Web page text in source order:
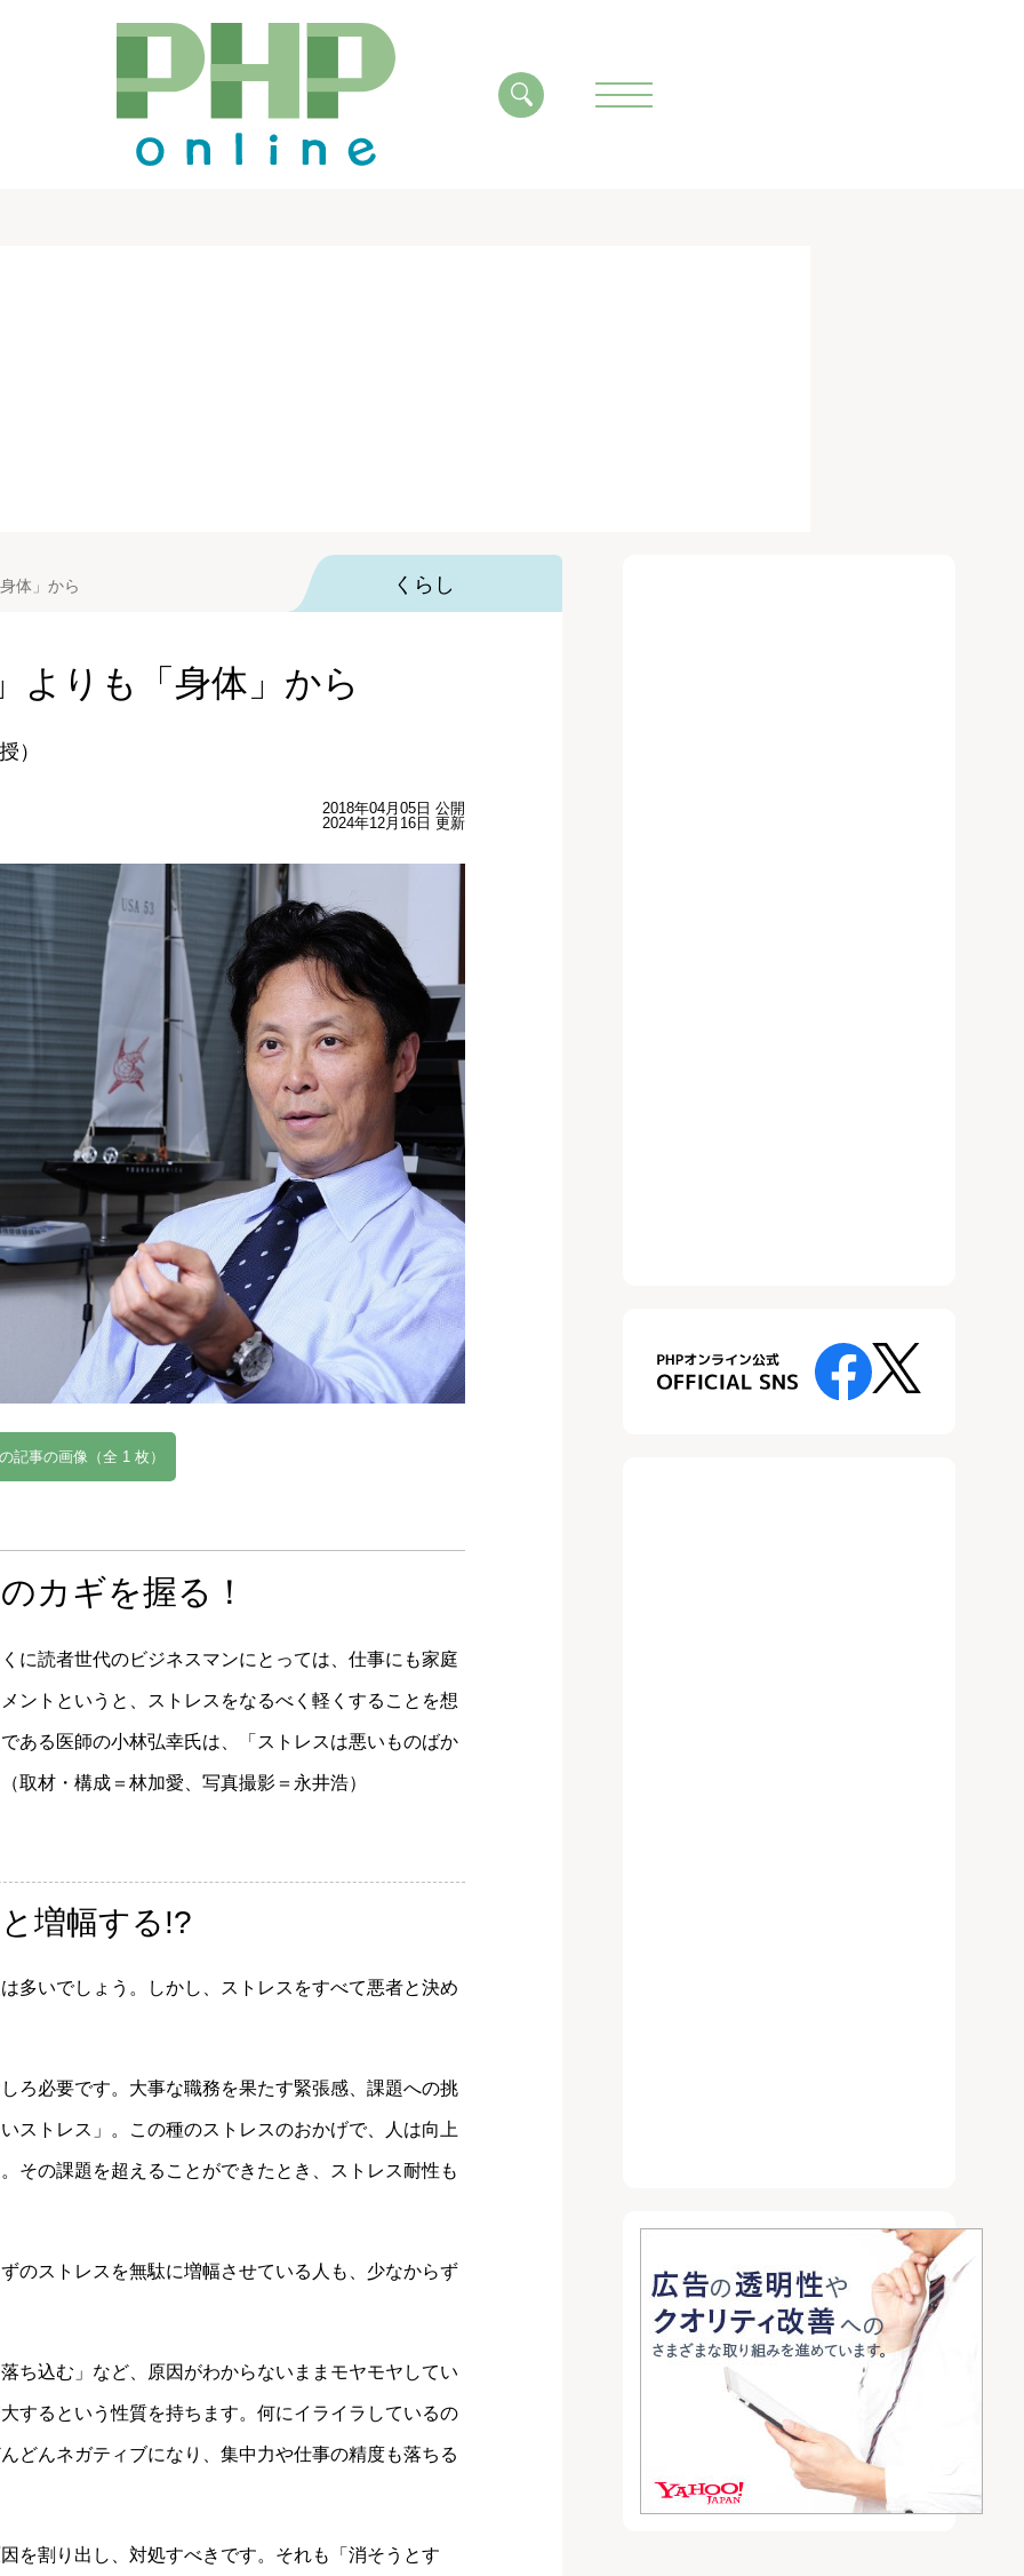
体」から くらし
よりも「身体」から
）
2018年04月05日 公開
2024年12月16日 更新
記事の画像（全 1 枚）
カギを握る！
に読者世代のビジネスマンにとっては、仕事にも家庭
ントというと、ストレスをなるべく軽くすることを想
ある医師の小林弘幸氏は、「ストレスは悪いものばか
取材・構成＝林加愛、写真撮影＝永井浩）
増幅する!?
多いでしょう。しかし、ストレスをすべて悪者と決め
ろ必要です。大事な職務を果たす緊張感、課題への挑
ストレス」。この種のストレスのおかげで、人は向上
その課題を超えることができたとき、ストレス耐性も
のストレスを無駄に増幅させている人も、少なからず
ち込む」など、原因がわからないままモヤモヤしてい
するという性質を持ちます。何にイライラしているの
どんネガティブになり、集中力や仕事の精度も落ちる
を割り出し、対処すべきです。それも「消そうとす